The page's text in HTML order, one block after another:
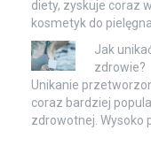
diety, zyskuje coraz
kosmetyk do
Jak
zdrowie?
Unikanie
coraz bardziej
zdrowotnej. Wysoko